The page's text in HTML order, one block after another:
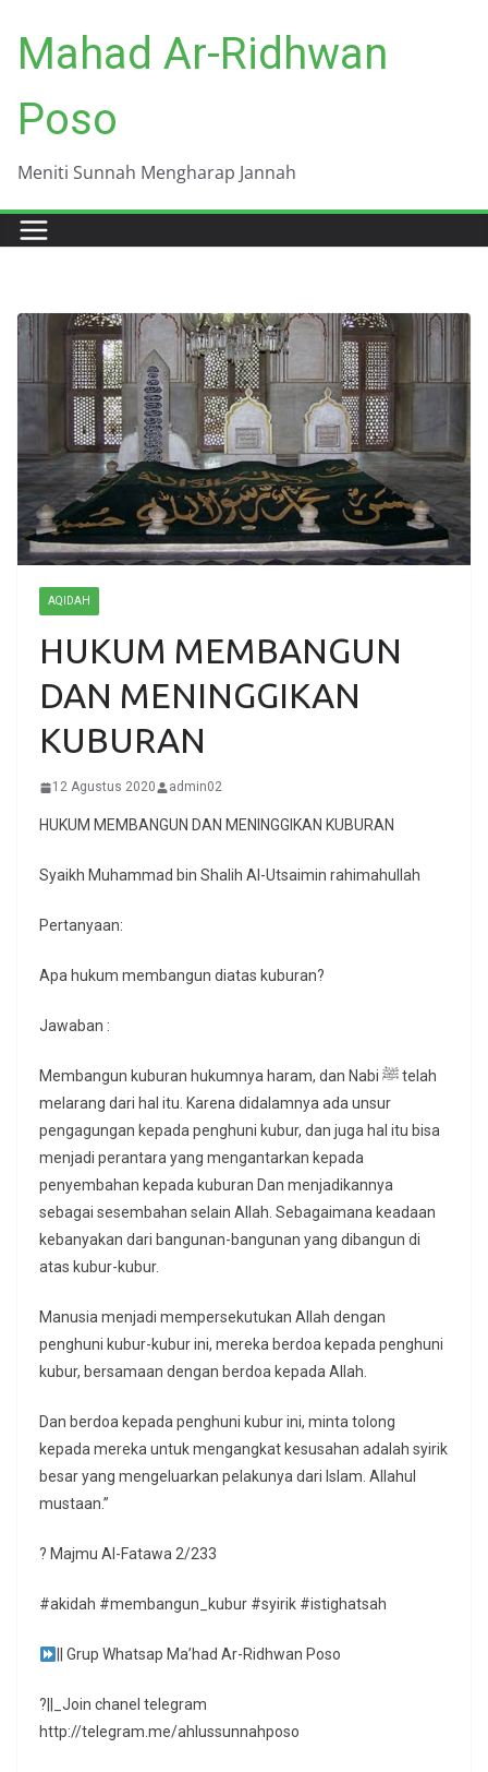
content
Mahad Ar-Ridhwan
Poso
Meniti Sunnah Mengharap Jannah
AQIDAH
HUKUM MEMBANGUN
DAN MENINGGIKAN
KUBURAN
12 Agustus 2020 admin02
HUKUM MEMBANGUN DAN MENINGGIKAN KUBURAN
Syaikh Muhammad bin Shalih Al-Utsaimin rahimahullah
Pertanyaan:
Apa hukum membangun diatas kuburan?
Jawaban :
Membangun kuburan hukumnya haram, dan Nabi ﷺ telah
melarang dari hal itu. Karena didalamnya ada unsur
pengagungan kepada penghuni kubur, dan juga hal itu bisa
menjadi perantara yang mengantarkan kepada
penyembahan kepada kuburan Dan menjadikannya
sebagai sesembahan selain Allah. Sebagaimana keadaan
kebanyakan dari bangunan-bangunan yang dibangun di
atas kubur-kubur.
Manusia menjadi mempersekutukan Allah dengan
penghuni kubur-kubur ini, mereka berdoa kepada penghuni
kubur, bersamaan dengan berdoa kepada Allah.
Dan berdoa kepada penghuni kubur ini, minta tolong
kepada mereka untuk mengangkat kesusahan adalah syirik
besar yang mengeluarkan pelakunya dari Islam. Allahul
mustaan.”
? Majmu Al-Fatawa 2/233
#akidah #membangun_kubur #syirik #istighatsah
|| Grup Whatsap Ma’had Ar-Ridhwan Poso
?||_Join chanel telegram
http://telegram.me/ahlussunnahposo